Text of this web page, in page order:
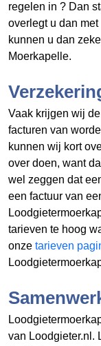
regelen in ? Dan
overlegt u dan
kunnen u dan
Moerkapelle.
Vaak krijgen wij
facturen van
kunnen wij kort
over doen, want
wel zeggen dat
een factuur van
tarieven te hoog
onze tarieven
van Loodgieter.nl.